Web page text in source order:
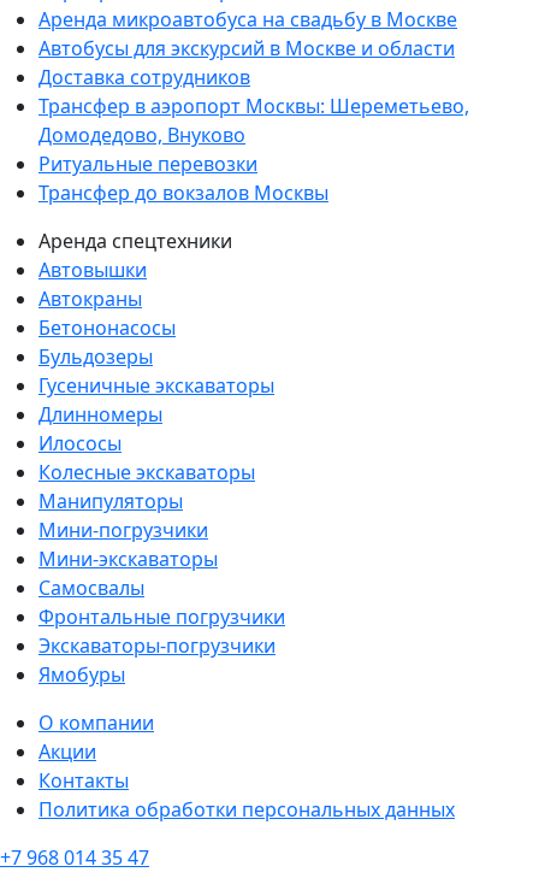
Аренда микроавтобуса на свадьбу в Москве
Автобусы для экскурсий в Москве и области
Доставка сотрудников
Трансфер в аэропорт Москвы: Шереметьево,
Домодедово, Внуково
Ритуальные перевозки
Трансфер до вокзалов Москвы
Аренда спецтехники
Автовышки
Автокраны
Бетононасосы
Бульдозеры
Гусеничные экскаваторы
Длинномеры
Илососы
Колесные экскаваторы
Манипуляторы
Мини-погрузчики
Мини-экскаваторы
Самосвалы
Фронтальные погрузчики
Экскаваторы-погрузчики
Ямобуры
О компании
Акции
Контакты
Политика обработки персональных данных
+7 968 014 35 47